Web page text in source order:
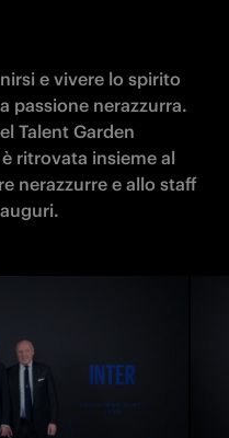
e vivere lo spirito
passione nerazzurra.
Talent Garden
ritrovata insieme al
nerazzurre e allo staff